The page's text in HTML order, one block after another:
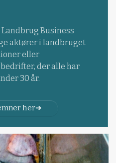
Business
aktører i landbruget
eller
der alle har
30 år.
her